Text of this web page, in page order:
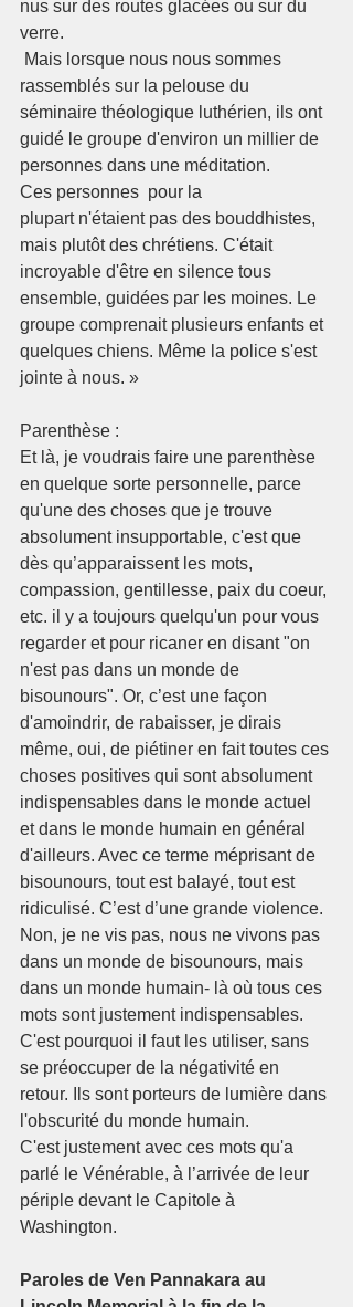
nus sur des routes glacées ou sur du
verre.
Mais lorsque nous nous sommes
rassemblés sur la pelouse du
séminaire théologique luthérien, ils ont
guidé le groupe d'environ un millier de
personnes dans une méditation.
Ces personnes  pour la
plupart n'étaient pas des bouddhistes,
mais plutôt des chrétiens. C'était
incroyable d'être en silence tous
ensemble, guidées par les moines. Le
groupe comprenait plusieurs enfants et
quelques chiens. Même la police s'est
jointe à nous. »
Parenthèse :
Et là, je voudrais faire une parenthèse
en quelque sorte personnelle, parce
qu'une des choses que je trouve
absolument insupportable, c'est que
dès qu’apparaissent les mots,
compassion, gentillesse, paix du coeur,
etc. il y a toujours quelqu'un pour vous
regarder et pour ricaner en disant "on
n'est pas dans un monde de
bisounours". Or, c’est une façon
d'amoindrir, de rabaisser, je dirais
même, oui, de piétiner en fait toutes ces
choses positives qui sont absolument
indispensables dans le monde actuel
et dans le monde humain en général
d'ailleurs. Avec ce terme méprisant de
bisounours, tout est balayé, tout est
ridiculisé. C’est d’une grande violence.
Non, je ne vis pas, nous ne vivons pas
dans un monde de bisounours, mais
dans un monde humain- là où tous ces
mots sont justement indispensables.
C'est pourquoi il faut les utiliser, sans
se préoccuper de la négativité en
retour. Ils sont porteurs de lumière dans
l'obscurité du monde humain.
C'est justement avec ces mots qu'a
parlé le Vénérable, à l’arrivée de leur
périple devant le Capitole à
Washington.
Paroles de Ven Pannakara au